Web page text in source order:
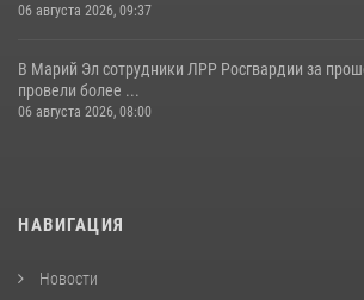
06 августа 2026, 09:37
В Марий Эл сотрудники ЛРР Росгвардии за
провели более ...
06 августа 2026, 08:00
НАВИГАЦИЯ
Новости